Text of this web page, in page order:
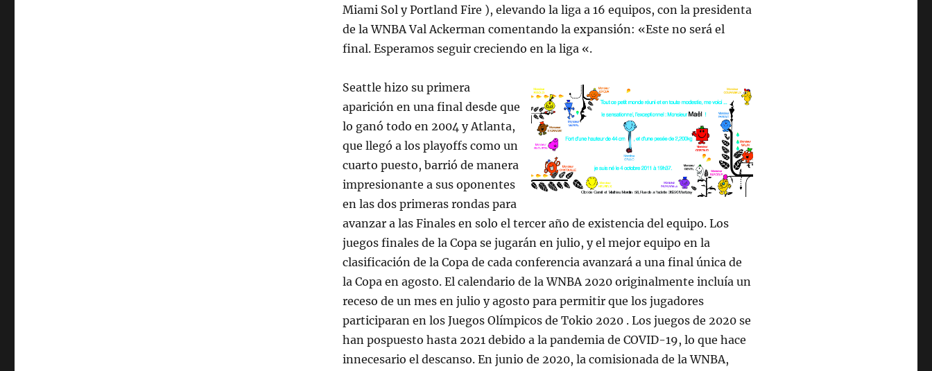
Miami Sol y Portland Fire ), elevando la liga a 16 equipos, con la presidenta
de la WNBA Val Ackerman comentando la expansión: «Este no será el
final. Esperamos seguir creciendo en la liga «.
Seattle hizo su primera
aparición en una final desde que
lo ganó todo en 2004 y Atlanta,
que llegó a los playoffs como un
cuarto puesto, barrió de manera
impresionante a sus oponentes
en las dos primeras rondas para
avanzar a las Finales en solo el tercer año de existencia del equipo. Los
juegos finales de la Copa se jugarán en julio, y el mejor equipo en la
clasificación de la Copa de cada conferencia avanzará a una final única de
la Copa en agosto. El calendario de la WNBA 2020 originalmente incluía un
receso de un mes en julio y agosto para permitir que los jugadores
participaran en los Juegos Olímpicos de Tokio 2020 . Los juegos de 2020 se
han pospuesto hasta 2021 debido a la pandemia de COVID-19, lo que hace
innecesario el descanso. En junio de 2020, la comisionada de la WNBA,